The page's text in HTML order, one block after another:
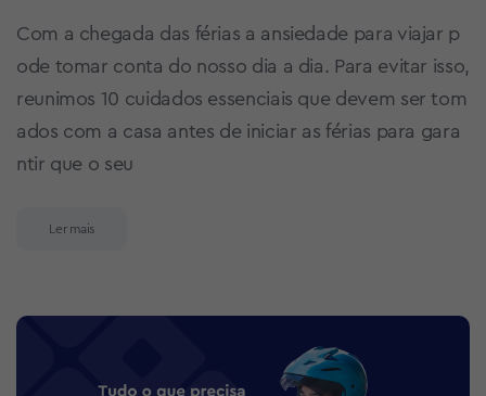
Com a chegada das férias a ansiedade para viajar p
ode tomar conta do nosso dia a dia. Para evitar isso,
reunimos 10 cuidados essenciais que devem ser tom
ados com a casa antes de iniciar as férias para gara
ntir que o seu
Ler mais